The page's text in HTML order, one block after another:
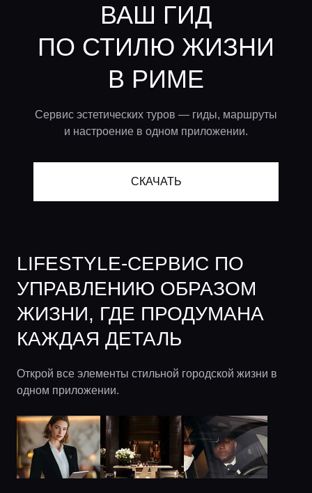
ВАШ ГИД
ПО СТИЛЮ ЖИЗНИ
В РИМЕ
Сервис эстетических туров — гиды, маршруты
и настроение в одном приложении.
СКАЧАТЬ
LIFESTYLE-СЕРВИС ПО
УПРАВЛЕНИЮ ОБРАЗОМ
ЖИЗНИ, ГДЕ ПРОДУМАНА
КАЖДАЯ ДЕТАЛЬ
Открой все элементы стильной городской жизни в
одном приложении.